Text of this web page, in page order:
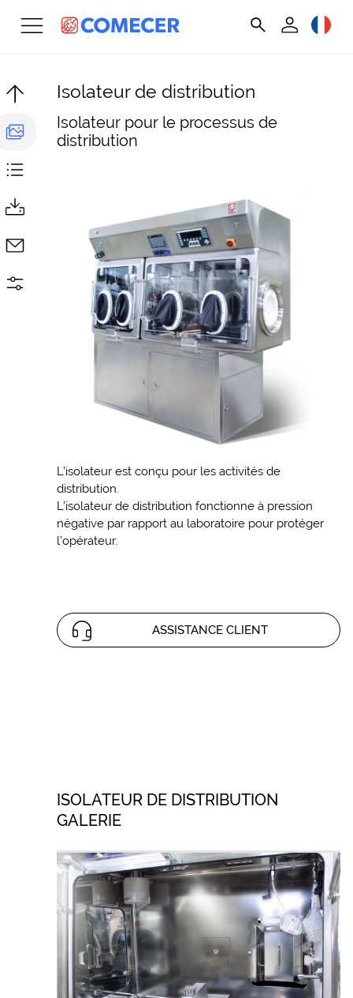
Isolateur de distribution
Isolateur pour le processus de
distribution
L’isolateur est conçu pour les activités de
distribution.
L’isolateur de distribution fonctionne à pression
négative par rapport au laboratoire pour protéger
l’opérateur.
ASSISTANCE CLIENT
ISOLATEUR DE DISTRIBUTION
GALERIE